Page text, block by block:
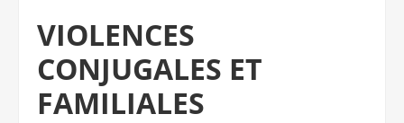
PAGE ENTREPRISE
ANNONCES
CV-THÈQUE
VIOLENCES
CONJUGALES ET
FAMILIALES